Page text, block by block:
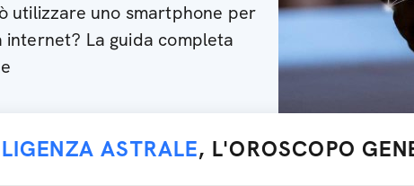
utilizzare uno smartphone per
La guida completa
ASTRALE, L'OROSCOPO